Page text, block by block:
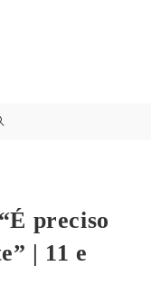
preciso
| 11 e